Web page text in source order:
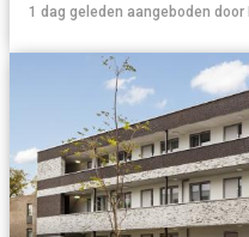
1 dag geleden aangeboden door